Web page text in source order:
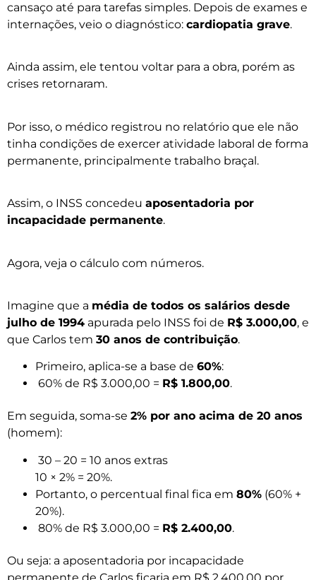
cansaço até para tarefas simples. Depois de exames e
internações, veio o diagnóstico: cardiopatia grave.
Ainda assim, ele tentou voltar para a obra, porém as
crises retornaram.
Por isso, o médico registrou no relatório que ele não
tinha condições de exercer atividade laboral de forma
permanente, principalmente trabalho braçal.
Assim, o INSS concedeu aposentadoria por
incapacidade permanente.
Agora, veja o cálculo com números.
Imagine que a média de todos os salários desde
julho de 1994 apurada pelo INSS foi de R$ 3.000,00, e
que Carlos tem 30 anos de contribuição.
Primeiro, aplica-se a base de 60%:
60% de R$ 3.000,00 = R$ 1.800,00.
Em seguida, soma-se 2% por ano acima de 20 anos
(homem):
30 – 20 = 10 anos extras
10 × 2% = 20%.
Portanto, o percentual final fica em 80% (60% +
20%).
80% de R$ 3.000,00 = R$ 2.400,00.
Ou seja: a aposentadoria por incapacidade